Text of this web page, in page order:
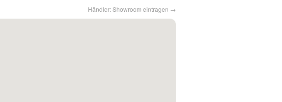
Händler: Showroom eintragen →